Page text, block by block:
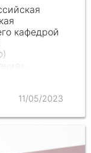
кафедрой
11/05/2023